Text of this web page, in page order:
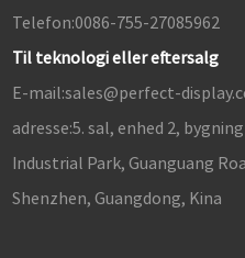
Telefon:0086-755-27085962
Til teknologi eller eftersalg
E-mail:sales@perfect-
adresse:5. sal, enhed 2,
Industrial Park, Guanguang
Shenzhen, Guangdong, Kina